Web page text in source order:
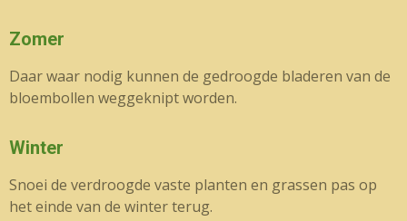
Zomer
Daar waar nodig kunnen de gedroogde bladeren van de
bloembollen weggeknipt worden.
Winter
Snoei de verdroogde vaste planten en grassen pas op
het einde van de winter terug.